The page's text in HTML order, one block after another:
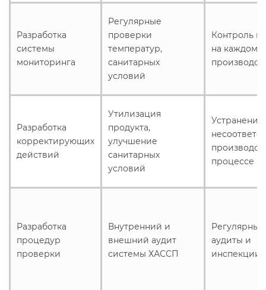
Разработка
системы
мониторинга
Регулярные
проверки
температур,
санитарных
условий
Контроль
на каждом
Разработка
корректирующих
действий
Утилизация
продукта,
улучшение
санитарных
условий
Устранение
процессе
Разработка
процедур
проверки
Внутренний и
внешний аудит
системы ХАССП
Регулярные
аудиты и
инспекции